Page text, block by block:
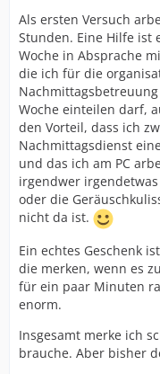
Als ersten Versuch
Stunden. Eine Hilfe ist
Woche in Absprache
die ich für die
Woche einteilen darf,
den Vorteil, dass ich
Nachmittagsdienst
und das ich am PC
irgendwer
oder die
nicht da ist.
Ein echtes Geschenk
die merken, wenn es
für ein paar Minuten
enorm.
Insgesamt merke ich
brauche. Aber bisher